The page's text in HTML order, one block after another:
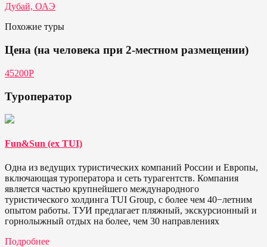
Дубай, ОАЭ
Похожие туры
Цена (на человека при 2-местном размещении)
45200P
Туроператор
Fun&Sun (ex TUI)
Одна из ведущих туристических компаний России и Европы,
включающая туроператора и сеть турагентств. Компания
является частью крупнейшего международного
туристического холдинга TUI Group, с более чем 40−летним
опытом работы. ТУИ предлагает пляжный, экскурсионный и
горнолыжный отдых на более, чем 30 направлениях
Подробнее